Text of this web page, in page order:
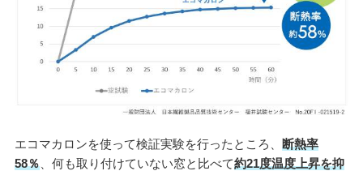
エコマカロンを使って検証実験を行ったところ、 断熱率
58％、何も取り付けていない窓と比べて約21度温度上昇を抑